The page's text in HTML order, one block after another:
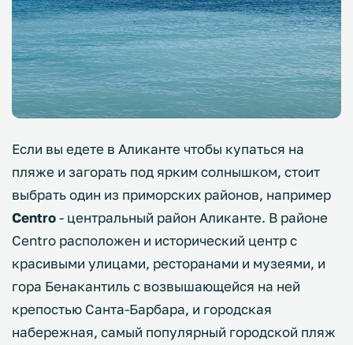
Если вы едете в Аликанте чтобы купаться на
пляже и загорать под ярким солнышком, стоит
выбрать один из приморских районов, например
Centro- центральный район Аликанте. В районе
Centro расположен и исторический центр с
красивыми улицами, ресторанами и музеями, и
гора Бенакантиль с возвышающейся на ней
крепостью Санта-Барбара, и городская
набережная, самый популярный городской пляж